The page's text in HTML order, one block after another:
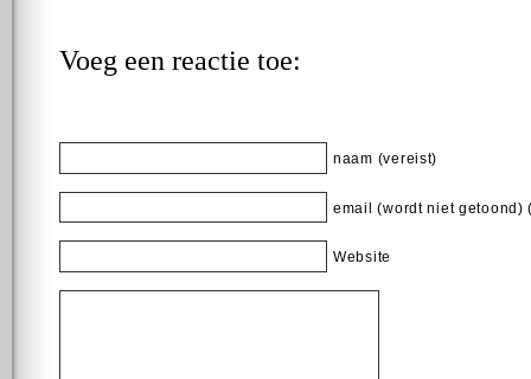
Voeg een reactie toe:
naam (vereist)
email (wordt niet getoond)
Website